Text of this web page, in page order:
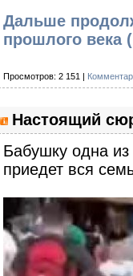
Дальше
прошлого века
Просмотров: 2 151 |
Настоящий
Бабушку одна
приедет вся